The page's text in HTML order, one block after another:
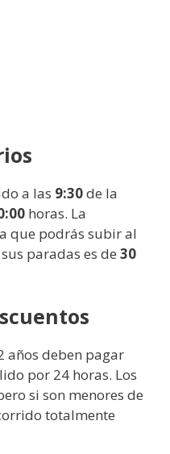
a las 9:30de la
horas. La
que podrás subir al
paradas es de 30
años deben pagar
por 24 horas. Los
si son menores de
totalmente